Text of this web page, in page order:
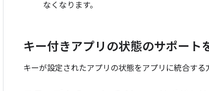
なくなります。
キー付きアプリの状態のサポート
キーが設定されたアプリの状態をアプリに統合する